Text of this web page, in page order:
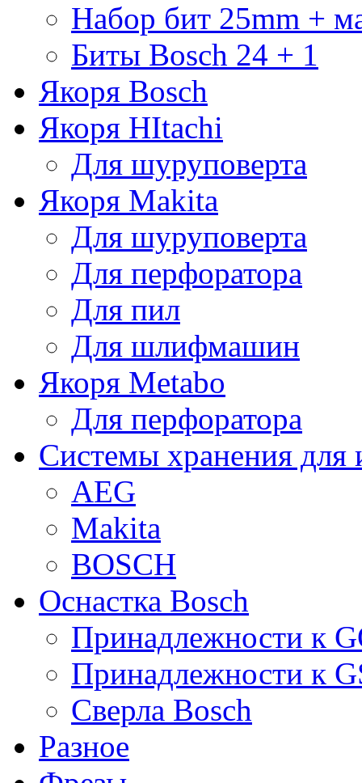
Набор бит 25mm +
Биты Bosch 24 + 1
Якоря Bosch
Якоря HItachi
Для шуруповерта
Якоря Makita
Для шуруповерта
Для перфоратора
Для пил
Для шлифмашин
Якоря Metabo
Для перфоратора
Системы хранения для
AEG
Makita
BOSCH
Оснастка Bosch
Принадлежности к
Принадлежности к
Сверла Bosch
Разное